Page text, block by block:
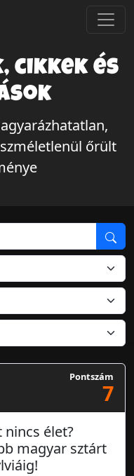
cikkek és
őrült
Pontszám
7
élet?
magyar sztárt